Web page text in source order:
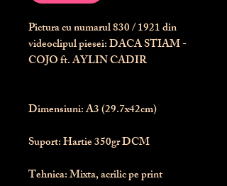
Pictura cu numarul830/ 1921 din
videoclipul piesei: DACA STIAM -
COJO ft. AYLIN CADIR
Dimensiuni: A3 (29.7x42cm)
Suport: Hartie 350gr DCM
Tehnica: Mixta, acrilic pe print